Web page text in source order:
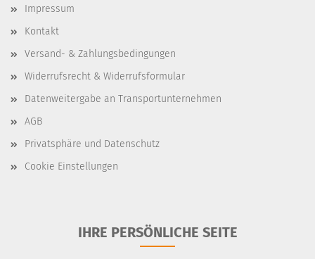
Impressum
Kontakt
Versand- & Zahlungsbedingungen
Widerrufsrecht & Widerrufsformular
Datenweitergabe an Transportunternehmen
AGB
Privatsphäre und Datenschutz
Cookie Einstellungen
IHRE PERSÖNLICHE SEITE